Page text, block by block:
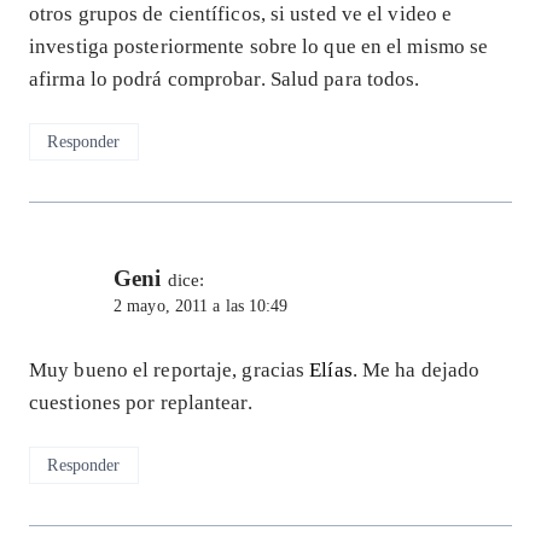
otros grupos de científicos, si usted ve el video e
investiga posteriormente sobre lo que en el mismo se
afirma lo podrá comprobar. Salud para todos.
Responder
Geni dice:
2 mayo, 2011 a las 10:49
Muy bueno el reportaje, graciasElías. Me ha dejado
cuestiones por replantear.
Responder